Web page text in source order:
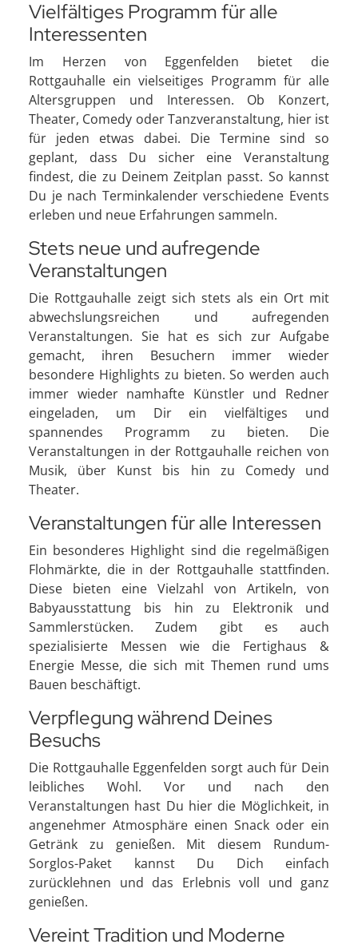
Vielfältiges Programm für alle
Interessenten
Im Herzen von Eggenfelden bietet die
Rottgauhalle ein vielseitiges Programm für alle
Altersgruppen und Interessen. Ob Konzert,
Theater, Comedy oder Tanzveranstaltung, hier ist
für jeden etwas dabei. Die Termine sind so
geplant, dass Du sicher eine Veranstaltung
findest, die zu Deinem Zeitplan passt. So kannst
Du je nach Terminkalender verschiedene Events
erleben und neue Erfahrungen sammeln.
Stets neue und aufregende
Veranstaltungen
Die Rottgauhalle zeigt sich stets als ein Ort mit
abwechslungsreichen und aufregenden
Veranstaltungen. Sie hat es sich zur Aufgabe
gemacht, ihren Besuchern immer wieder
besondere Highlights zu bieten. So werden auch
immer wieder namhafte Künstler und Redner
eingeladen, um Dir ein vielfältiges und
spannendes Programm zu bieten. Die
Veranstaltungen in der Rottgauhalle reichen von
Musik, über Kunst bis hin zu Comedy und
Theater.
Veranstaltungen für alle Interessen
Ein besonderes Highlight sind die regelmäßigen
Flohmärkte, die in der Rottgauhalle stattfinden.
Diese bieten eine Vielzahl von Artikeln, von
Babyausstattung bis hin zu Elektronik und
Sammlerstücken. Zudem gibt es auch
spezialisierte Messen wie die Fertighaus &
Energie Messe, die sich mit Themen rund ums
Bauen beschäftigt.
Verpflegung während Deines
Besuchs
Die Rottgauhalle Eggenfelden sorgt auch für Dein
leibliches Wohl. Vor und nach den
Veranstaltungen hast Du hier die Möglichkeit, in
angenehmer Atmosphäre einen Snack oder ein
Getränk zu genießen. Mit diesem Rundum-
Sorglos-Paket kannst Du Dich einfach
zurücklehnen und das Erlebnis voll und ganz
genießen.
Vereint Tradition und Moderne